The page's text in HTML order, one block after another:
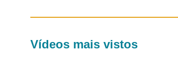
Vídeos mais vistos